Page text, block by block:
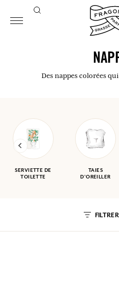
Des nappes colorées
SERVIETTE DE
TOILETTE
TAIES
D'OREILLER